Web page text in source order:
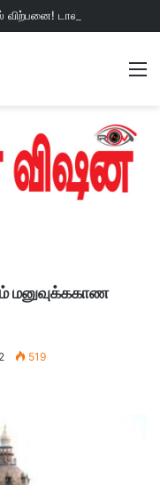
மனுவுக்ககாண
2 519